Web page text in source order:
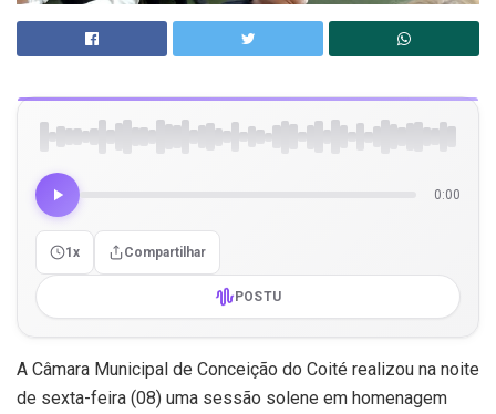
0:00
1x Compartilhar
POSTU
A Câmara Municipal de Conceição do Coité realizou na noite
de sexta-feira (08) uma sessão solene em homenagem